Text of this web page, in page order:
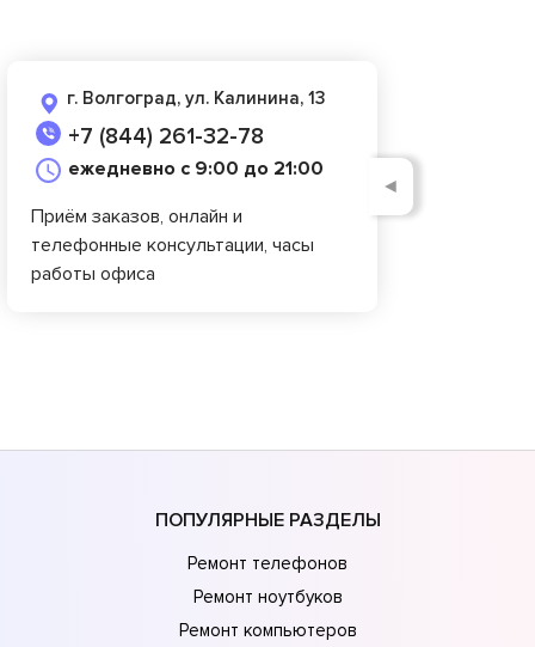
г. Волгоград, ул. Калинина, 13
+7 (844) 261-32-78
ежедневно с 9:00 до 21:00
Приём заказов, онлайн и
телефонные консультации, часы
работы офиса
◄
ПОПУЛЯРНЫЕ РАЗДЕЛЫ
Ремонт телефонов
Ремонт ноутбуков
Ремонт компьютеров